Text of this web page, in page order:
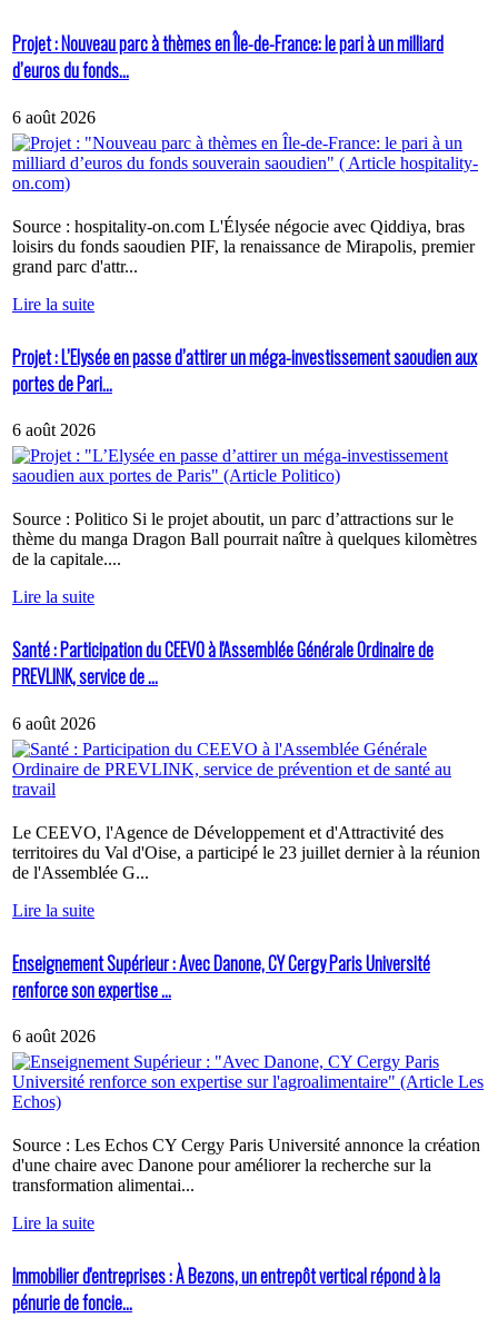
Projet : Nouveau parc à thèmes en Île-de-France: le pari à un milliard
d’euros du fonds...
6 août 2026
Source : hospitality-on.com L'Élysée négocie avec Qiddiya, bras
loisirs du fonds saoudien PIF, la renaissance de Mirapolis, premier
grand parc d'attr...
Lire la suite
Projet : L’Elysée en passe d’attirer un méga-investissement saoudien aux
portes de Pari...
6 août 2026
Source : Politico Si le projet aboutit, un parc d’attractions sur le
thème du manga Dragon Ball pourrait naître à quelques kilomètres
de la capitale....
Lire la suite
Santé : Participation du CEEVO à l'Assemblée Générale Ordinaire de
PREVLINK, service de ...
6 août 2026
Le CEEVO, l'Agence de Développement et d'Attractivité des
territoires du Val d'Oise, a participé le 23 juillet dernier à la réunion
de l'Assemblée G...
Lire la suite
Enseignement Supérieur : Avec Danone, CY Cergy Paris Université
renforce son expertise ...
6 août 2026
Source : Les Echos CY Cergy Paris Université annonce la création
d'une chaire avec Danone pour améliorer la recherche sur la
transformation alimentai...
Lire la suite
Immobilier d'entreprises : À Bezons, un entrepôt vertical répond à la
pénurie de foncie...